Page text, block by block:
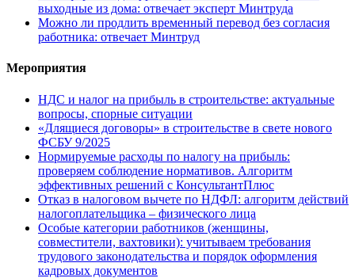
выходные из дома: отвечает эксперт Минтруда
Можно ли продлить временный перевод без согласия
работника: отвечает Минтруд
Мероприятия
НДС и налог на прибыль в строительстве: актуальные
вопросы, спорные ситуации
«Длящиеся договоры» в строительстве в свете нового
ФСБУ 9/2025
Нормируемые расходы по налогу на прибыль:
проверяем соблюдение нормативов. Алгоритм
эффективных решений с КонсультантПлюс
Отказ в налоговом вычете по НДФЛ: алгоритм действий
налогоплательщика – физического лица
Особые категории работников (женщины,
совместители, вахтовики): учитываем требования
трудового законодательства и порядок оформления
кадровых документов